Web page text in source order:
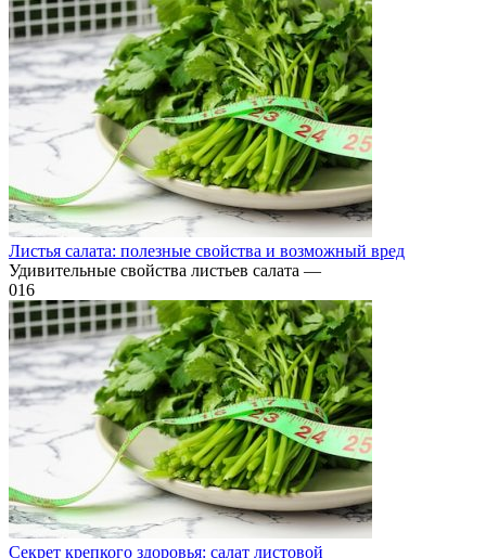
Листья салата: полезные свойства и возможный вред
Удивительные свойства листьев салата —
016
Секрет крепкого здоровья: салат листовой